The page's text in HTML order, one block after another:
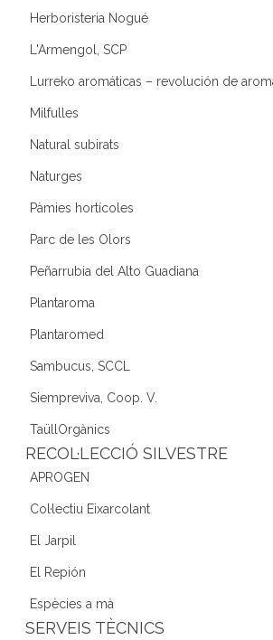
Herboristeria Nogué
L'Armengol, SCP
Lurreko aromáticas – revolución de
Milfulles
Natural subirats
Naturges
Pàmies hortícoles
Parc de les Olors
Peñarrubia del Alto Guadiana
Plantaroma
Plantaromed
Sambucus, SCCL
Siempreviva, Coop. V.
TaüllOrgànics
RECOL·LECCIÓ SILVESTRE
APROGEN
Col·lectiu Eixarcolant
El Jarpil
El Repión
Espècies a mà
SERVEIS TÈCNICS